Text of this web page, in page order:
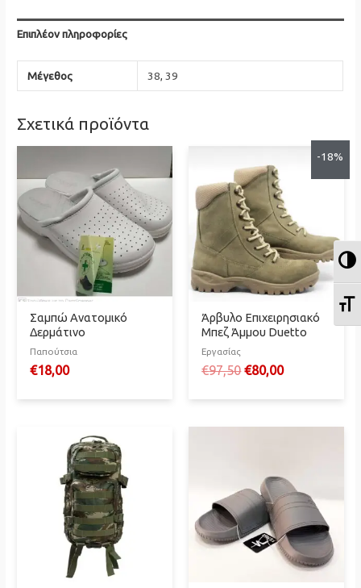
Επιπλέον πληροφορίες
Μέγεθος 38,39
Σχετικά προϊόντα
Σαμπώ Ανατομικό
Δερμάτινο
Παπούτσια
€18,00
-18%
Άρβυλο Επιχειρησιακό
Μπεζ Άμμου Duetto
Εργασίας
€97,50Original
was:
€80,00Η
τιμή